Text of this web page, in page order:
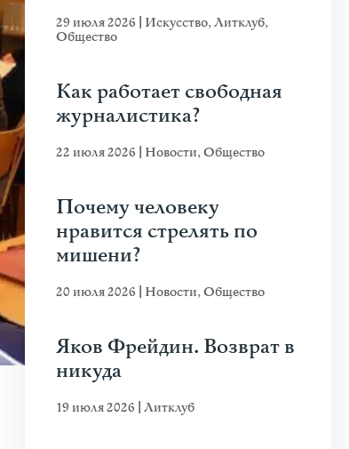
29 июля 2026 Искусство,Литклуб,
Общество
Как работает свободная
журналистика?
22 июля 2026 Новости,Общество
Почему человеку
нравится стрелять по
мишени?
20 июля 2026 Новости,Общество
Яков Фрейдин. Возврат в
никуда
19 июля 2026 Литклуб